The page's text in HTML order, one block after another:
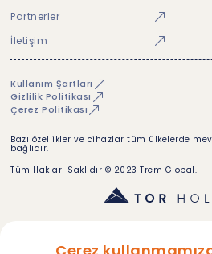
Partnerler
İletişim
Kullanım Şartları
Gizlilik Politikası
Çerez Politikası
Bazı özellikler ve cihazlar tüm ülkelerde
bağlıdır.
Tüm Hakları Saklıdır © 2023 Trem Global.